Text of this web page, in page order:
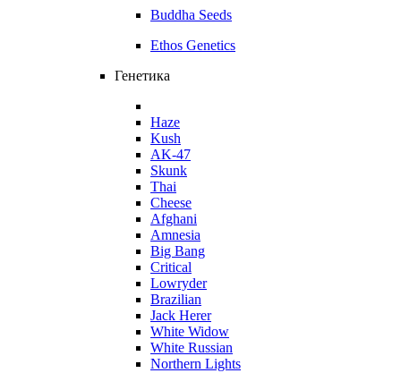
Buddha Seeds
Ethos Genetics
Генетика
Haze
Kush
AK-47
Skunk
Thai
Cheese
Afghani
Amnesia
Big Bang
Critical
Lowryder
Brazilian
Jack Herer
White Widow
White Russian
Northern Lights